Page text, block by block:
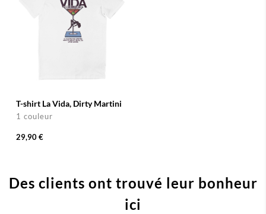
T-shirt La Vida, Dirty Martini
1 couleur
29,90 €
Des clients ont trouvé leur bonheur
ici